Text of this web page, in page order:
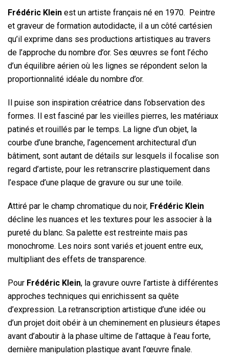
Frédéric Klein est un artiste français né en 1970. Peintre
et graveur de formation autodidacte, il a un côté cartésien
qu’il exprime dans ses productions artistiques au travers
de l’approche du nombre d’or. Ses œuvres se font l’écho
d’un équilibre aérien où les lignes se répondent selon la
proportionnalité idéale du nombre d’or.
Il puise son inspiration créatrice dans l’observation des
formes. Il est fasciné par les vieilles pierres, les matériaux
patinés et rouillés par le temps. La ligne d’un objet, la
courbe d’une branche, l’agencement architectural d’un
bâtiment, sont autant de détails sur lesquels il focalise son
regard d’artiste, pour les retranscrire plastiquement dans
l’espace d’une plaque de gravure ou sur une toile.
Attiré par le champ chromatique du noir, Frédéric Klein
décline les nuances et les textures pour les associer à la
pureté du blanc. Sa palette est restreinte mais pas
monochrome. Les noirs sont variés et jouent entre eux,
multipliant des effets de transparence.
Pour Frédéric Klein, la gravure ouvre l’artiste à différentes
approches techniques qui enrichissent sa quête
d’expression. La retranscription artistique d’une idée ou
d’un projet doit obéir à un cheminement en plusieurs étapes
avant d’aboutir à la phase ultime de l’attaque à l’eau forte,
dernière manipulation plastique avant l’œuvre finale.